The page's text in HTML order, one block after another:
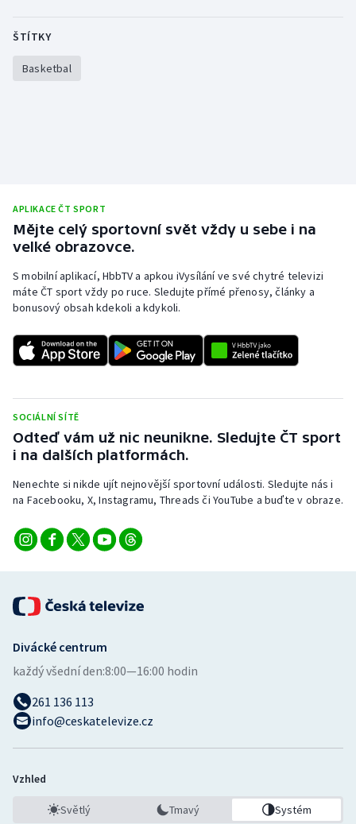
Plavání
Plážový volejbal
Ragby
Rychlostní kanoistika
Short track
Sportovní střelba
Stolní tenis
Veslování
Vodní slalom
Ostatní
ŠTÍTKY
Basketbal
APLIKACE ČT SPORT
Mějte celý sportovní svět vždy u sebe i na
velké obrazovce.
S mobilní aplikací, HbbTV a apkou iVysílání ve své chytré televizi
máte ČT sport vždy po ruce. Sledujte přímé přenosy, články a
bonusový obsah kdekoli a kdykoli.
SOCIÁLNÍ SÍTĚ
Odteď vám už nic neunikne. Sledujte ČT sport
i na dalších platformách.
Nenechte si nikde ujít nejnovější sportovní události. Sledujte nás i
na Facebooku, X, Instagramu, Threads či YouTube a buďte v obraze.
Divácké centrum
každý všední den:8:00—16:00 hodin
261 136 113
info@ceskatelevize.cz
Vzhled
Světlý Tmavý Systém